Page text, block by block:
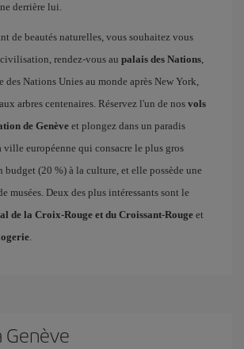
derrière lui.
de beautés naturelles, vous souhaitez vous
rendez-vous au palais des Nations,
des Nations Unies au monde après New York,
arbres centenaires. Réservez l'un de nos vols
de Genève et plongez dans un paradis
ville européenne qui consacre le plus gros
budget (20 %) à la culture, et elle possède une
musées. Deux des plus intéressants sont le
de la Croix-Rouge et du Croissant-Rouge et
.
Genève